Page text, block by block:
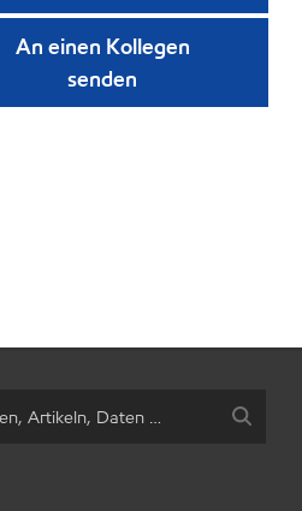
An einen Kollegen
senden